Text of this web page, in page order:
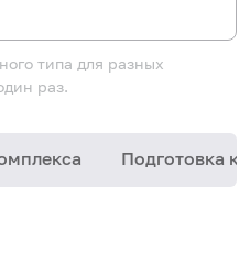
типа для разных
раз.
Подготовка к